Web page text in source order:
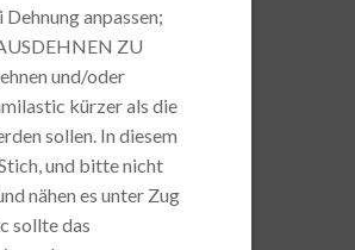
anpassen;
ZU
und/oder
kürzer als die
sollen. In diesem
und bitte nicht
nähen es unter Zug
sollte das